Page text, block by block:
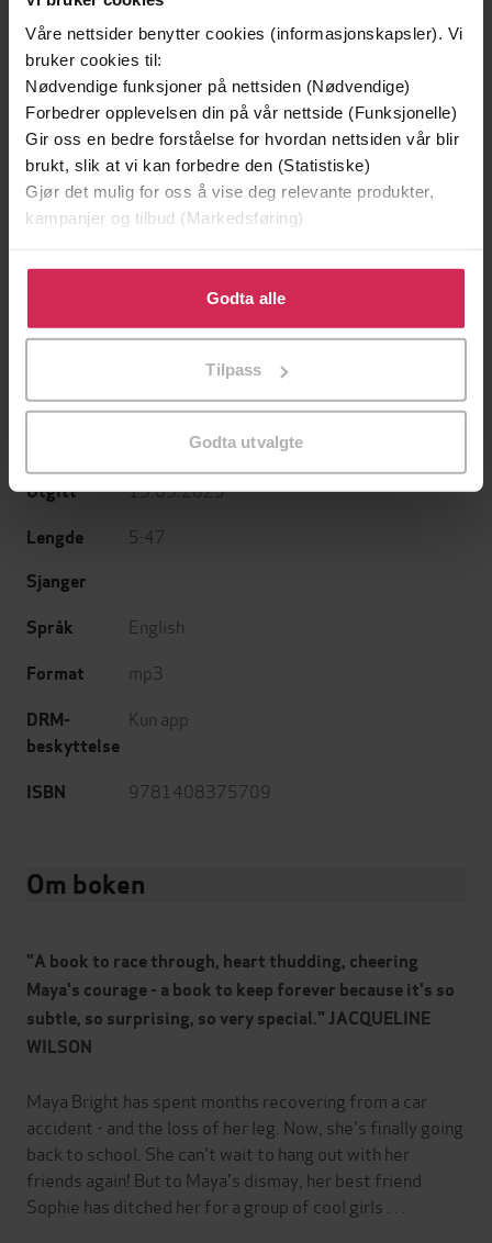
Våre nettsider benytter cookies (informasjonskapsler). Vi
bruker cookies til:
Nødvendige funksjoner på nettsiden (Nødvendige)
Forbedrer opplevelsen din på vår nettside (Funksjonelle)
Gir oss en bedre forståelse for hvordan nettsiden vår blir
brukt, slik at vi kan forbedre den (Statistiske)
Gjør det mulig for oss å vise deg relevante produkter,
kampanjer og tilbud (Markedsføring)
Klikk på «Godta alle» for å gi oss ditt samtykke til å
bruke cookies for alle disse formålene. Du kan også
tilpasse ditt samtykke til spesifikke formål ved å klikke
Godta alle
Tilpass
Godta utvalgte
199,-
Minnesota
Jo Nesbø
EBOK
349,-
Utskudd
Jørn Lier Horst
Undertittel a funny, uplifting story about friendship and
Forfattere Ella Dove(forfatter),Ella Dove(innleser)
Orchard Books
Utgitt 13.03.2025
Lengde 5:47
Sjanger
Språk
English
Format mp3
DRM-
beskyttelse
Kun app
ISBN 9781408375709
Om boken
"A book to race through, heart thudding, cheering
Maya's courage - a book to keep forever because it's so
subtle, so surprising, so very special." JACQUELINE
WILSON
Maya Bright has spent months recovering from a car
accident - and the loss of her leg. Now, she's finally going
back to school. She can't wait to hang out with her
friends again! But to Maya's dismay, her best friend
Sophie has ditched her for a group of cool girls . . .